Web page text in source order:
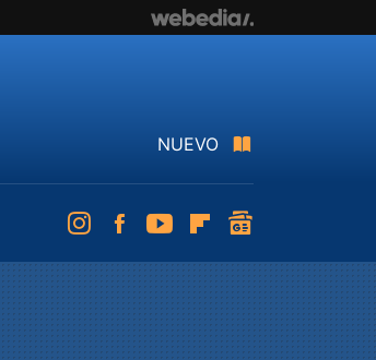
NUEVO
InstagramFacebookYoutubeFlipboard